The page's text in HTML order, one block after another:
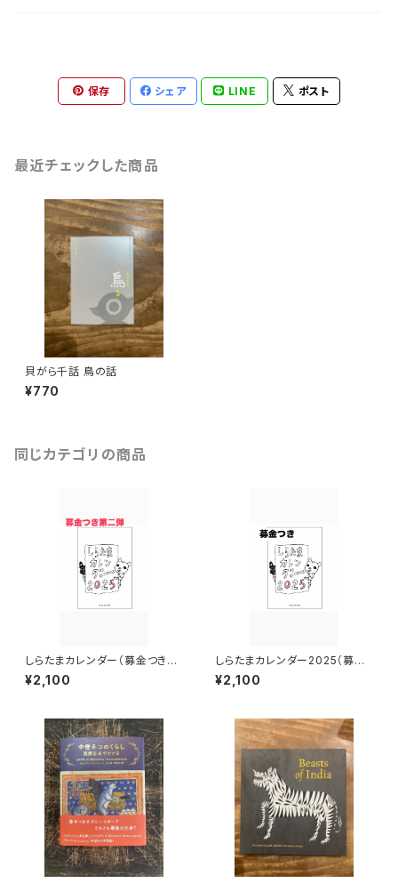
保存 シェア LINE ポスト
最近チェックした商品
貝がら千話 鳥の話
¥770
同じカテゴリの商品
しらたまカレンダー（募金つき第
二弾）
¥2,100
しらたまカレンダー2025（募金
つき）
¥2,100